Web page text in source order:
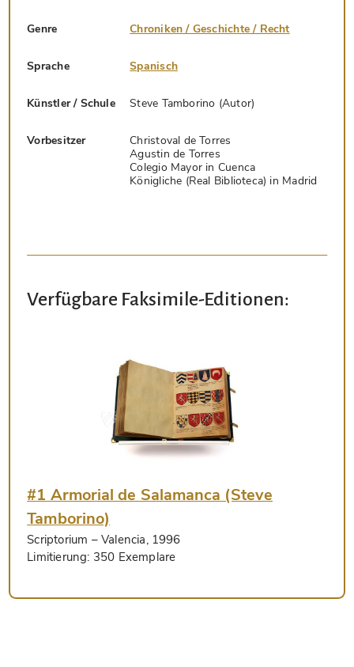
Genre Chroniken / Geschichte / Recht
Sprache Spanisch
Künstler / Schule Steve Tamborino (Autor)
Vorbesitzer
Christoval de Torres
Agustin de Torres
Colegio Mayor in Cuenca
Königliche (Real Biblioteca) in Madrid
Verfügbare Faksimile-Editionen:
#1 Armorial de Salamanca (Steve
Tamborino)
Scriptorium – Valencia, 1996
Limitierung: 350 Exemplare